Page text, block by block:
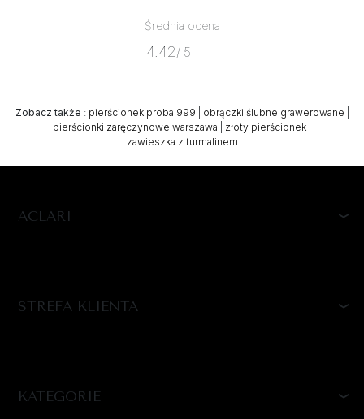
Średnia ocena
4.42/ 5
Zobacz także : pierścionek proba 999 obrączki ślubne grawerowane
pierścionki zaręczynowe warszawa
złoty pierścionek
zawieszka z turmalinem
ACLARI
STREFA KLIENTA
KATEGORIE